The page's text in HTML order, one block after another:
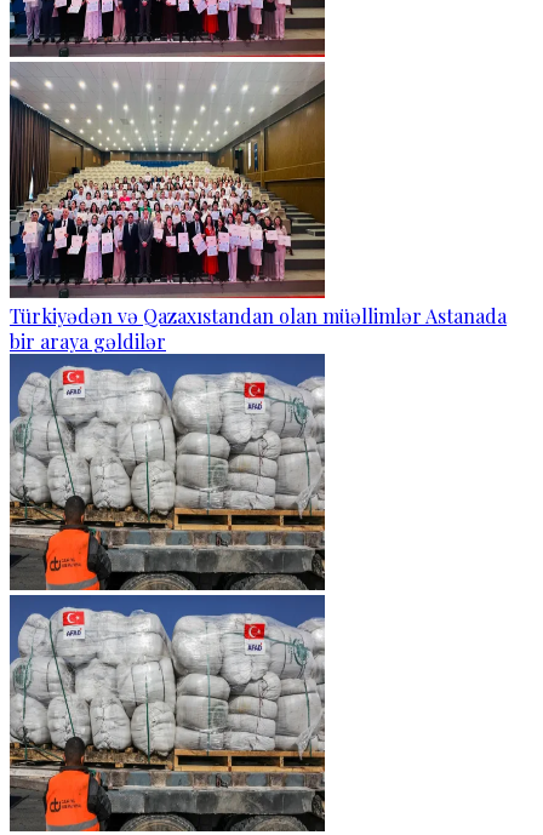
Türkiyədən və Qazaxıstandan olan müəllimlər Astanada
bir araya gəldilər